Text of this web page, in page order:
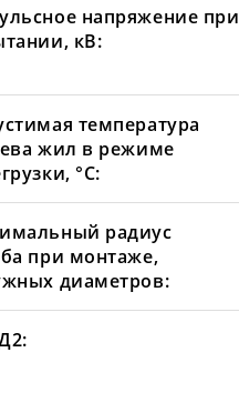
напряжение при
кВ:
температура
жил в режиме
°С:
радиус
при монтаже,
диаметров: